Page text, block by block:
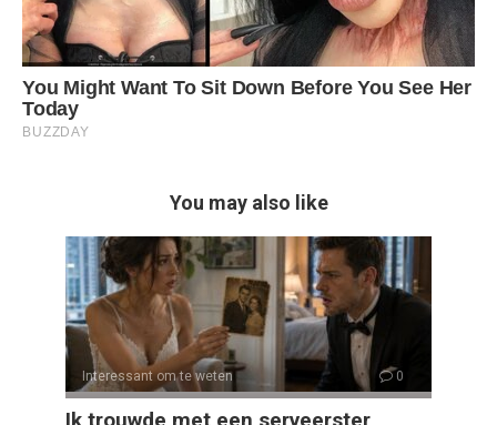
You may also like
Interessant om te weten 0